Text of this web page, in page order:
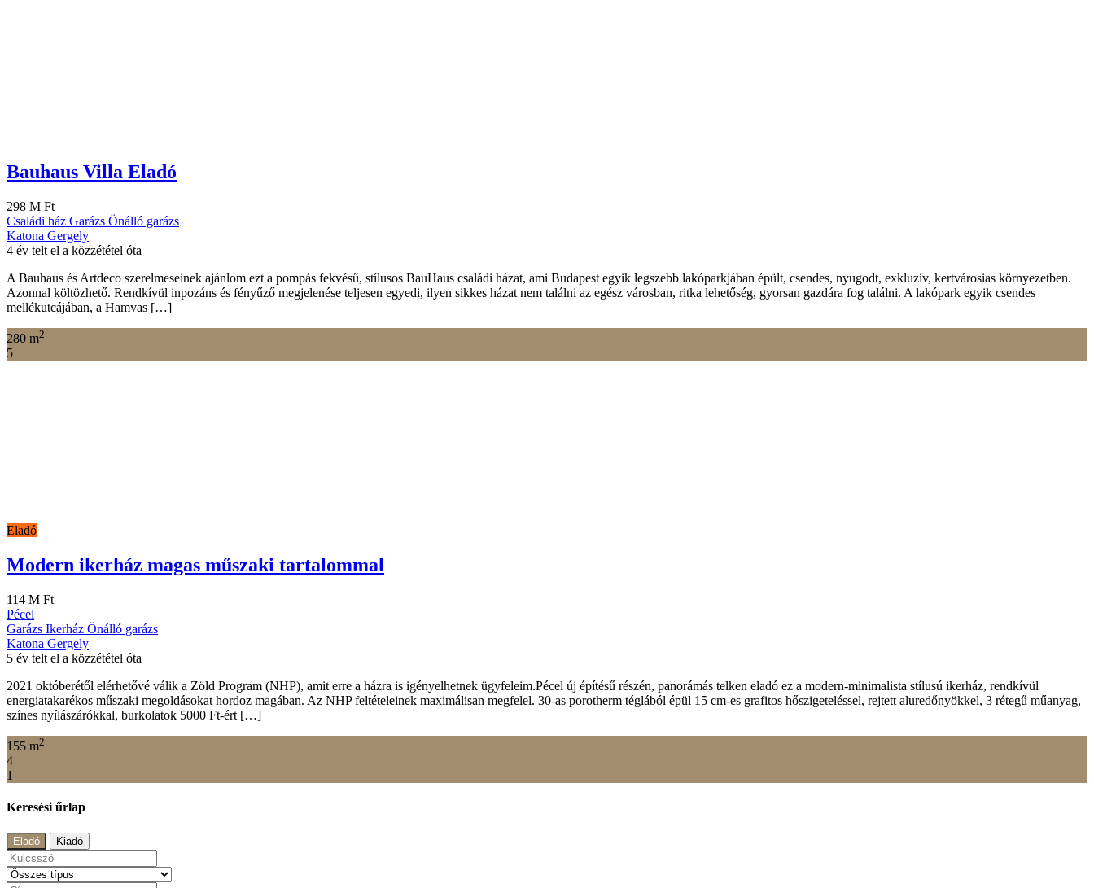
Bauhaus Villa Eladó
298 M Ft
Családi ház Garázs Önálló garázs
Katona Gergely
4 év telt el a közzététel óta
A Bauhaus és Artdeco szerelmeseinek ajánlom ezt a pompás fekvésű, stílusos BauHaus családi házat, ami Budapest egyik legszebb lakóparkjában épült, csendes, nyugodt, exkluzív, kertvárosias környezetben.
Azonnal költözhető. Rendkívül inpozáns és fényűző megjelenése teljesen egyedi, ilyen sikkes házat nem találni az egész városban, ritka lehetőség, gyorsan gazdára fog találni. A lakópark egyik csendes
mellékutcájában, a Hamvas […]
280 m2
5
Eladó
Modern ikerház magas műszaki tartalommal
114 M Ft
Pécel
Garázs Ikerház Önálló garázs
Katona Gergely
5 év telt el a közzététel óta
2021 októberétől elérhetővé válik a Zöld Program (NHP), amit erre a házra is igényelhetnek ügyfeleim.Pécel új építésű részén, panorámás telken eladó ez a modern-minimalista stílusú ikerház, rendkívül
energiatakarékos műszaki megoldásokat hordoz magában. Az NHP feltételeinek maximálisan megfelel. 30-as porotherm téglából épül 15 cm-es grafitos hőszigeteléssel, rejtett aluredőnyökkel, 3 rétegű műanyag,
színes nyílászárókkal, burkolatok 5000 Ft-ért […]
155 m2
4
1
Keresési űrlap
Eladó Kiadó